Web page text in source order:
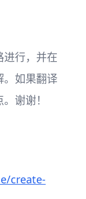
进行，并在
。如果翻译
谢谢！
create-